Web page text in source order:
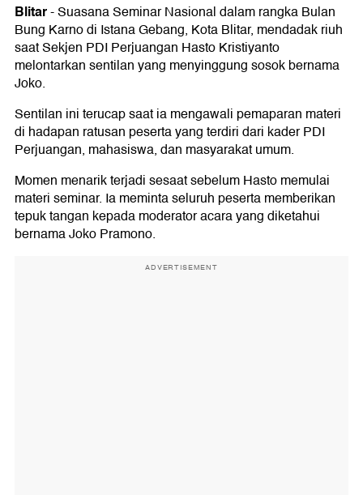
Blitar-Suasana Seminar Nasional dalam rangka Bulan
Bung Karno di Istana Gebang, Kota Blitar, mendadak riuh
saat Sekjen PDI Perjuangan Hasto Kristiyanto
melontarkan sentilan yang menyinggung sosok bernama
Joko.
Sentilan ini terucap saat ia mengawali pemaparan materi
di hadapan ratusan peserta yang terdiri dari kader PDI
Perjuangan, mahasiswa, dan masyarakat umum.
Momen menarik terjadi sesaat sebelum Hasto memulai
materi seminar. Ia meminta seluruh peserta memberikan
tepuk tangan kepada moderator acara yang diketahui
bernama Joko Pramono.
ADVERTISEMENT